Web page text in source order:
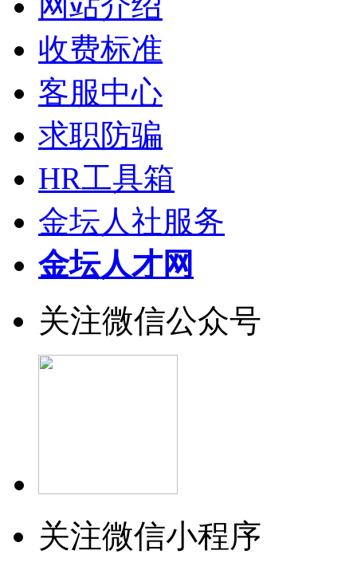
收费标准
客服中心
求职防骗
HR工具箱
金坛人社服务
金坛人才网
关注微信公众号
关注微信小程序